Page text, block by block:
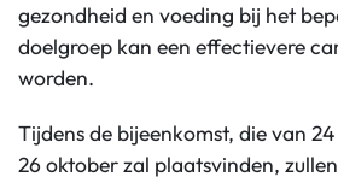
gezondheid en voeding bij het
doelgroep kan een effectievere
worden.
Tijdens de bijeenkomst, die van
26 oktober zal plaatsvinden,